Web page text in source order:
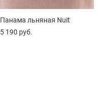
Панама льняная Nuit
5 190 pуб.